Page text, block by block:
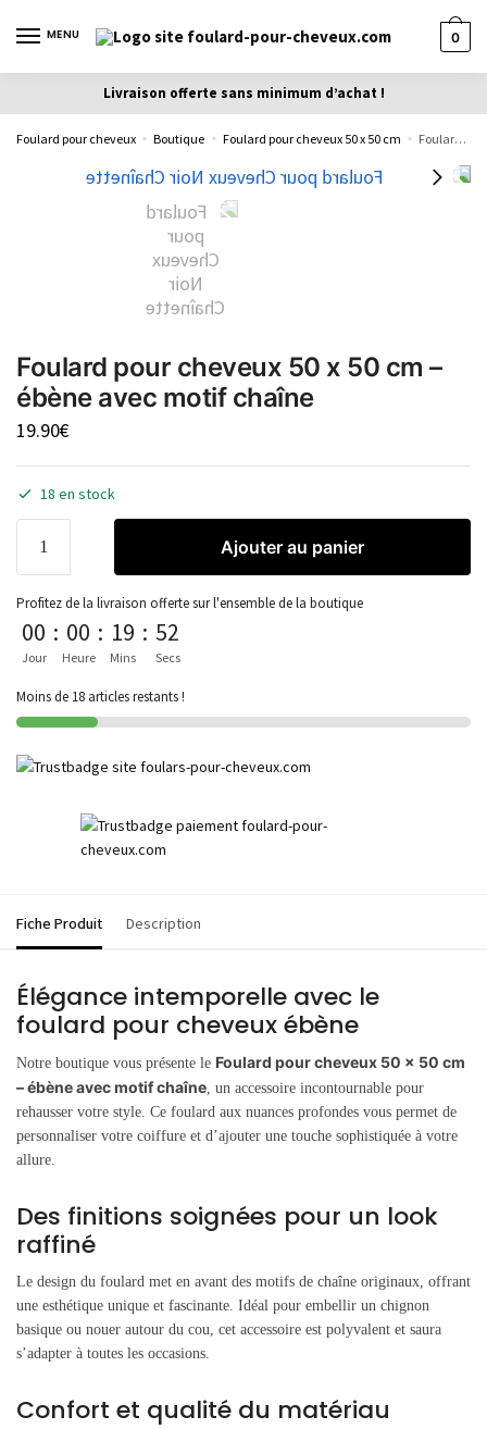
MENU 0
Livraison offerte sans minimum d’achat !
Foulard pour cheveux » Boutique » Foulard pour cheveux 50 x 50 cm » Foulard pour cheveux 50 x 50 cm – ébène avec motif chaîne
Foulard pour cheveux 50 x 50 cm –
ébène avec motif chaîne
19.90€
18 en stock
Ajouter au panier
Profitez de la livraison offerte sur l'ensemble de la boutique
00
Jour
: 00
Heure
: 19
Mins
: 52
Secs
Moins de 18 articles restants !
Fiche Produit Description
Élégance intemporelle avec le
foulard pour cheveux ébène
Notre boutique vous présente le Foulard pour cheveux 50 x 50 cm
– ébène avec motif chaîne , un accessoire incontournable pour
rehausser votre style. Ce foulard aux nuances profondes vous permet de
personnaliser votre coiffure et d’ajouter une touche sophistiquée à votre
allure.
Des finitions soignées pour un look
raffiné
Le design du foulard met en avant des motifs de chaîne originaux, offrant
une esthétique unique et fascinante. Idéal pour embellir un chignon
basique ou nouer autour du cou, cet accessoire est polyvalent et saura
s’adapter à toutes les occasions.
Confort et qualité du matériau